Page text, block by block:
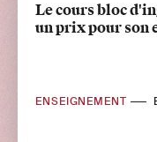
Le cours bloc
un prix pour son
ENSEIGNEMENT